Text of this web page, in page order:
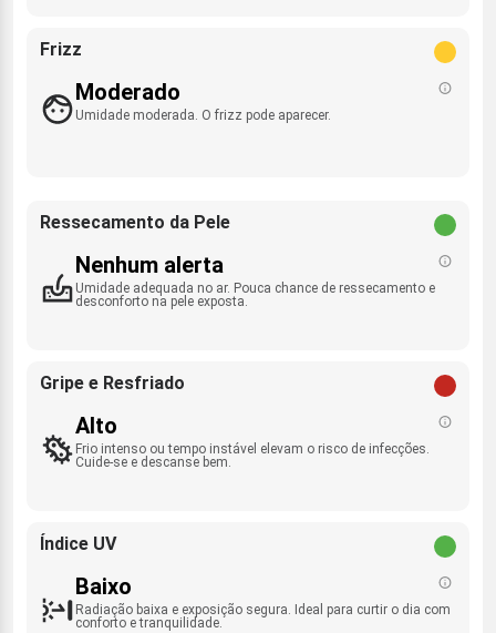
Frizz
Moderado
Umidade moderada. O frizz pode aparecer.
Ressecamento da Pele
Nenhum alerta
Umidade adequada no ar. Pouca chance de ressecamento e
desconforto na pele exposta.
Gripe e Resfriado
Alto
Frio intenso ou tempo instável elevam o risco de infecções.
Cuide-se e descanse bem.
Índice UV
Baixo
Radiação baixa e exposição segura. Ideal para curtir o dia com
conforto e tranquilidade.